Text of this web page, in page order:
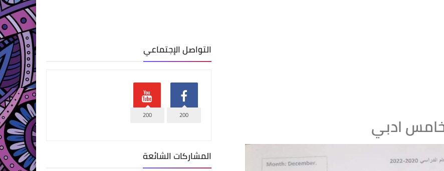
خامس ادبي
التواصل الإجتماعي
200
200
المشاركات الشائعة